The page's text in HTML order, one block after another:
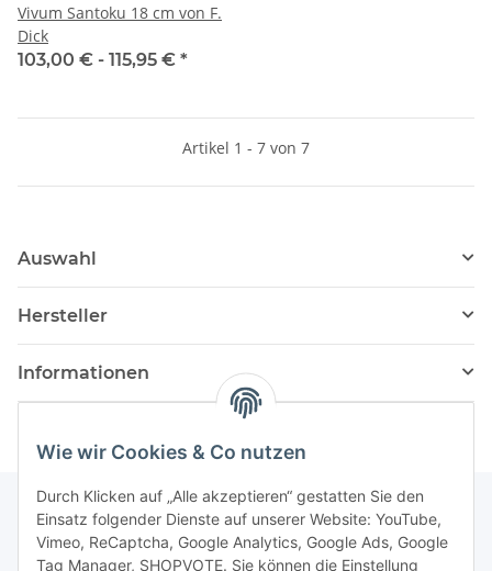
Wie wir Cookies & Co nutzen
Durch Klicken auf „Alle akzeptieren“ gestatten Sie den
Einsatz folgender Dienste auf unserer Website: YouTube,
Vimeo, ReCaptcha, Google Analytics, Google Ads, Google
Tag Manager, SHOPVOTE. Sie können die Einstellung
Vivum Santoku 18 cm von F.
Dick
103,00 € - 115,95 € *
Artikel 1 - 7 von 7
Auswahl
Hersteller
Informationen
Newsletter Abonnieren